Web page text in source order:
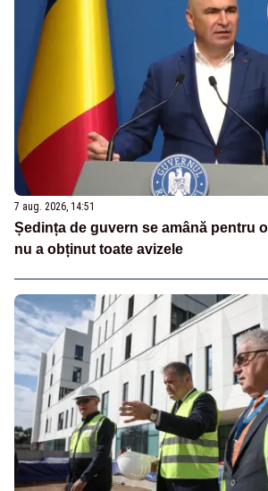
7 aug. 2026, 14:51
Ședința de guvern se amână pentru
nu a obținut toate avizele